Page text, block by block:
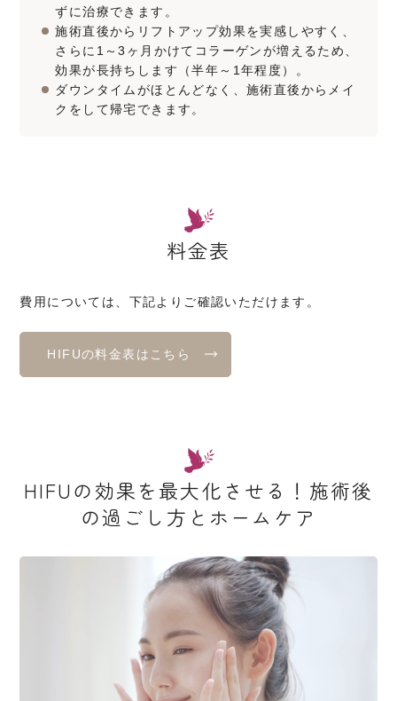
ずに治療できます。
施術直後からリフトアップ効果を実感しやすく、
さらに1～3ヶ月かけてコラーゲンが増えるため、
効果が長持ちします（半年～1年程度）。
ダウンタイムがほとんどなく、施術直後からメイ
クをして帰宅できます。
料金表
費用については、下記よりご確認いただけます。
HIFUの料金表はこちら
HIFUの効果を最大化させる！施術後
の過ごし方とホームケア